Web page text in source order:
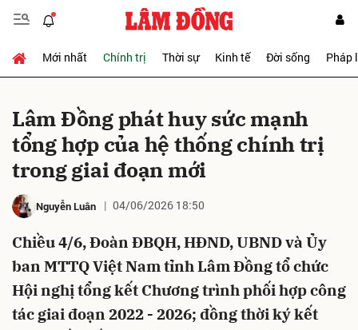
Mới nhất Chính trị Thời sự Kinh tế Đời sống Pháp
Lâm Đồng phát huy sức mạnh
tổng hợp của hệ thống chính trị
trong giai đoạn mới
Nguyễn Luân 04/06/2026 18:50
Chiều 4/6, Đoàn ĐBQH, HĐND, UBND và Ủy
ban MTTQ Việt Nam tỉnh Lâm Đồng tổ chức
Hội nghị tổng kết Chương trình phối hợp công
tác giai đoạn 2022 - 2026; đồng thời ký kết
Gửi bình luận
Hủy Gửi